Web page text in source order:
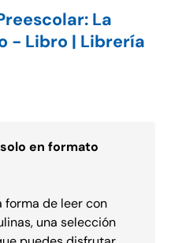
La
- Libro | Librería
en formato
forma de leer con
una selección